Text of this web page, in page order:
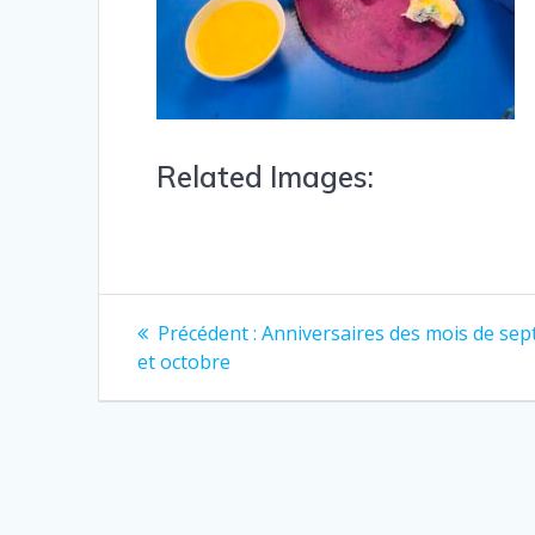
Related Images:
Précédent : Anniversaires des mois de
et octobre